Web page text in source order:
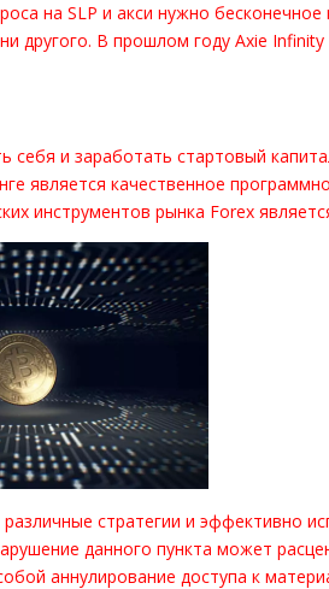
на SLP и акси нужно
другого. В прошлом году Axie
и заработать стартовый
является качественное
инструментов рынка Forex
стратегии и эффективно
данного пункта может
аннулирование доступа к